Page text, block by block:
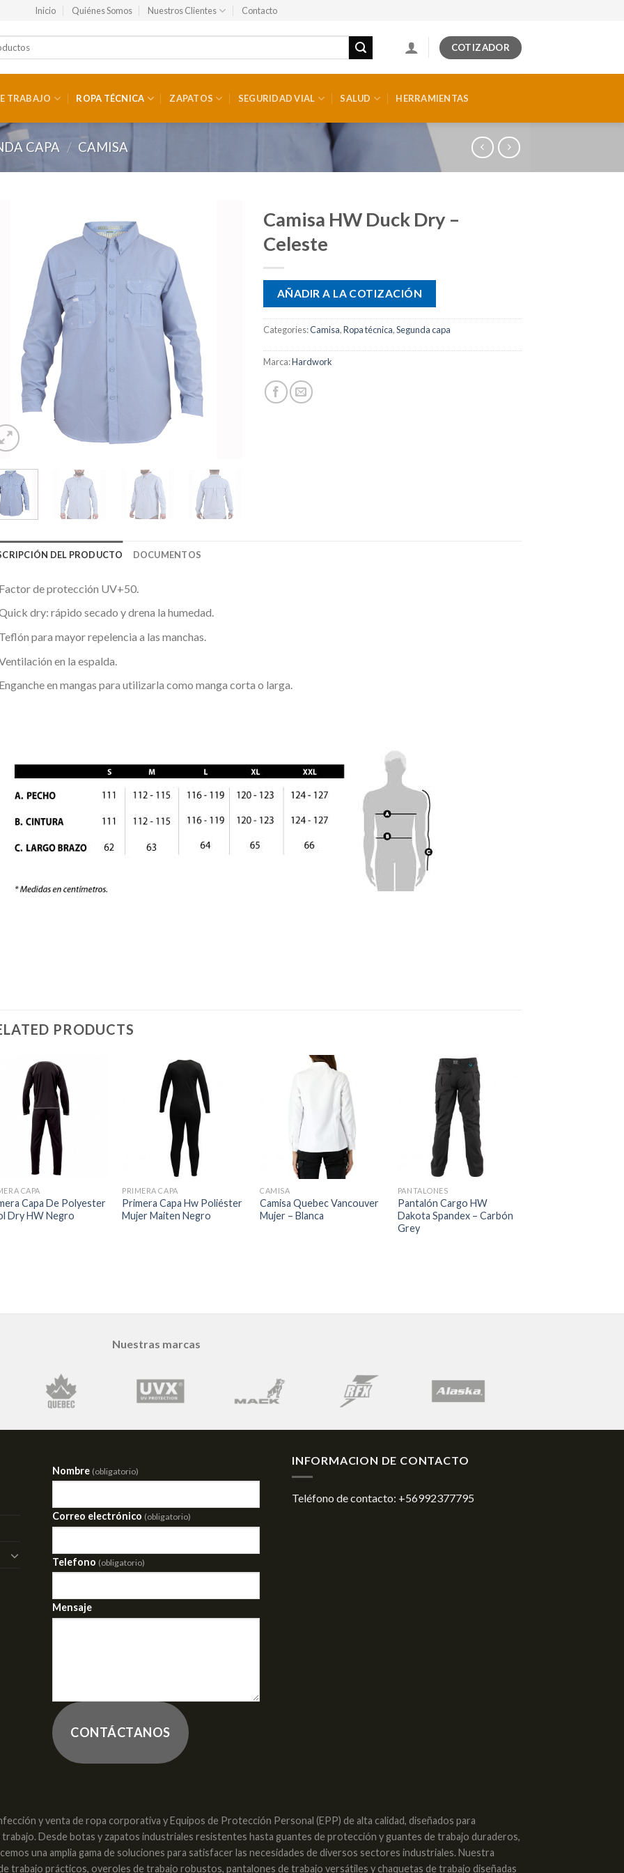
Inicio Quiénes Somos Nuestros Clientes Contacto
COTIZADOR
TRABAJO ROPA TÉCNICA ZAPATOS SEGURIDAD VIAL SALUD HERRAMIENTAS
CAPA / CAMISA
Camisa HW Duck Dry –
Celeste
AÑADIR A LA COTIZACIÓN
Categories:Camisa,Ropa técnica,Segunda capa
Marca:Hardwork
DEL PRODUCTO DOCUMENTOS
Factor de protección UV+50.
dry: rápido secado y drena la humedad.
Teflón para mayor repelencia a las manchas.
en la espalda.
Enganche en mangas para utilizarla como manga corta o larga.
PRODUCTS
CAPA
Capa De Polyester
Dry HW Negro
PRIMERA CAPA
Primera Capa Hw Poliéster
Mujer Maiten Negro
CAMISA
Camisa Quebec Vancouver
Mujer – Blanca
PANTALONES
Pantalón Cargo HW
Dakota Spandex – Carbón
Grey
Nuestras marcas
Nombre (obligatorio)
Correo electrónico (obligatorio)
Telefono (obligatorio)
Mensaje
CONTÁCTANOS
INFORMACION DE CONTACTO
Teléfono de contacto: +56992377795
y venta de ropa corporativa y Equipos de Protección Personal (EPP) de alta calidad, diseñados para
Desde botas y zapatos industriales resistentes hasta guantes de protección y guantes de trabajo duraderos,
una amplia gama de soluciones para satisfacer las necesidades de diversos sectores industriales. Nuestra
trabajo prácticos, overoles de trabajo robustos, pantalones de trabajo versátiles y chaquetas de trabajo diseñadas